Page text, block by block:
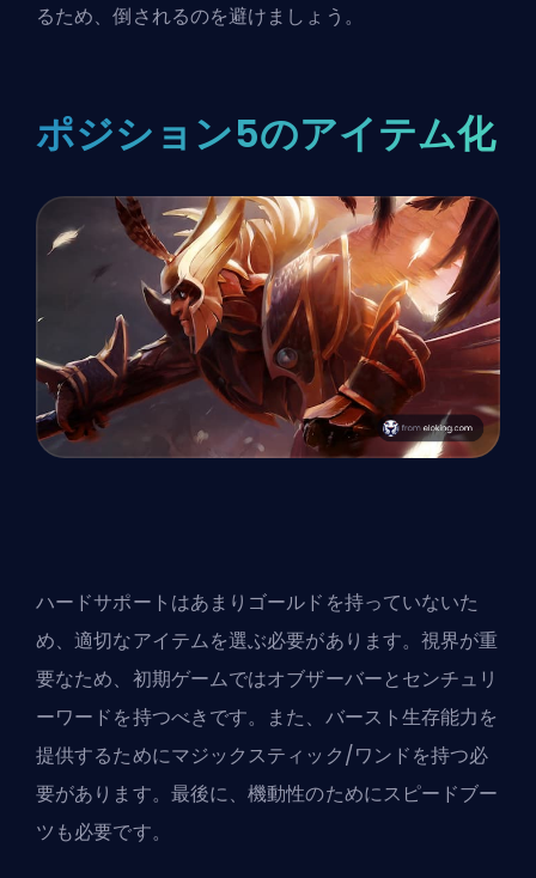
るため、倒されるのを避けましょう。
ポジション5のアイテム化
ハードサポートはあまりゴールドを持っていないた
め、適切なアイテムを選ぶ必要があります。視界が重
要なため、初期ゲームではオブザーバーとセンチュリ
ーワードを持つべきです。また、バースト生存能力を
提供するためにマジックスティック/ワンドを持つ必
要があります。最後に、機動性のためにスピードブー
ツも必要です。